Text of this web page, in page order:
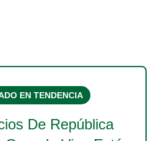
EN TENDENCIA
De República